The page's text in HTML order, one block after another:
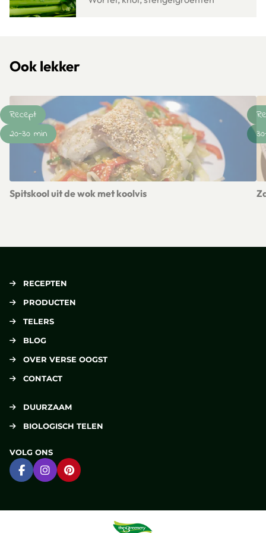
Ook lekker
Spitskool uit de wok met koolvis
Recept
20-30 min
RECEPTEN
PRODUCTEN
TELERS
BLOG
OVER VERSE OOGST
CONTACT
DUURZAAM
BIOLOGISCH TELEN
VOLG ONS
Ga naar Facebook
Ga naar Instagram
Ga naar Pinterest